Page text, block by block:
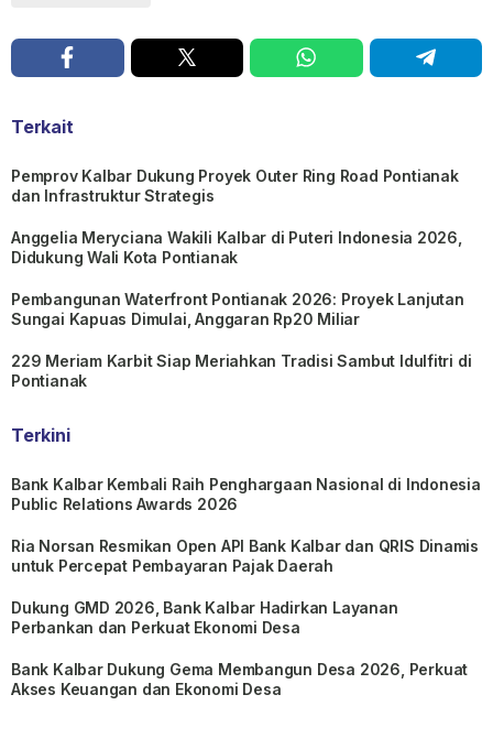
Terkait
Pemprov Kalbar Dukung Proyek Outer Ring Road Pontianak
dan Infrastruktur Strategis
Anggelia Meryciana Wakili Kalbar di Puteri Indonesia 2026,
Didukung Wali Kota Pontianak
Pembangunan Waterfront Pontianak 2026: Proyek Lanjutan
Sungai Kapuas Dimulai, Anggaran Rp20 Miliar
229 Meriam Karbit Siap Meriahkan Tradisi Sambut Idulfitri di
Pontianak
Terkini
Bank Kalbar Kembali Raih Penghargaan Nasional di Indonesia
Public Relations Awards 2026
Ria Norsan Resmikan Open API Bank Kalbar dan QRIS Dinamis
untuk Percepat Pembayaran Pajak Daerah
Dukung GMD 2026, Bank Kalbar Hadirkan Layanan
Perbankan dan Perkuat Ekonomi Desa
Bank Kalbar Dukung Gema Membangun Desa 2026, Perkuat
Akses Keuangan dan Ekonomi Desa